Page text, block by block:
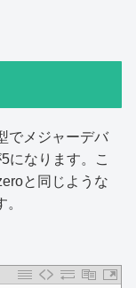
でメジャーデバ
になります。こ
と同じような